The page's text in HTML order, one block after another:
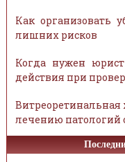
Как организовать
лишних рисков
Когда нужен
действия при
Витреоретинальная
лечению патологий